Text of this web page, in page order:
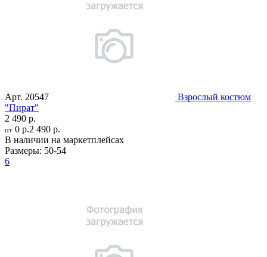
Арт. 20547
Взрослый костюм
"Пират"
2 490 р.
от 0 р.2 490 р.
В наличии на маркетплейсах
Размеры: 50-54
6